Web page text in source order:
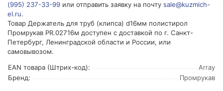
(995) 237-33-99 или отправить заявку на почту sale@kuzmich-
el.ru.
Товар Держатель для труб (клипса) d16мм полистирол
Промрукав PR.02716м доступен с доставкой по г. Санкт-
Петербург, Ленинградской области и России, или
самовывозом.
EAN товара (Штрих-код):
Array
Бренд:
Промрукав